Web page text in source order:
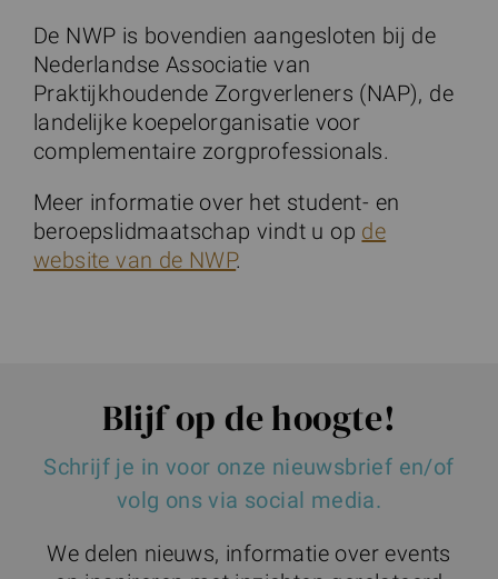
De NWP is bovendien aangesloten bij de
Nederlandse Associatie van
Praktijkhoudende Zorgverleners (NAP), de
landelijke koepelorganisatie voor
complementaire zorgprofessionals.
Meer informatie over het student- en
beroepslidmaatschap vindt u op de
website van de NWP.
Blijf op de hoogte!
Schrijf je in voor onze nieuwsbrief en/of
volg ons via social media.
We delen nieuws, informatie over events